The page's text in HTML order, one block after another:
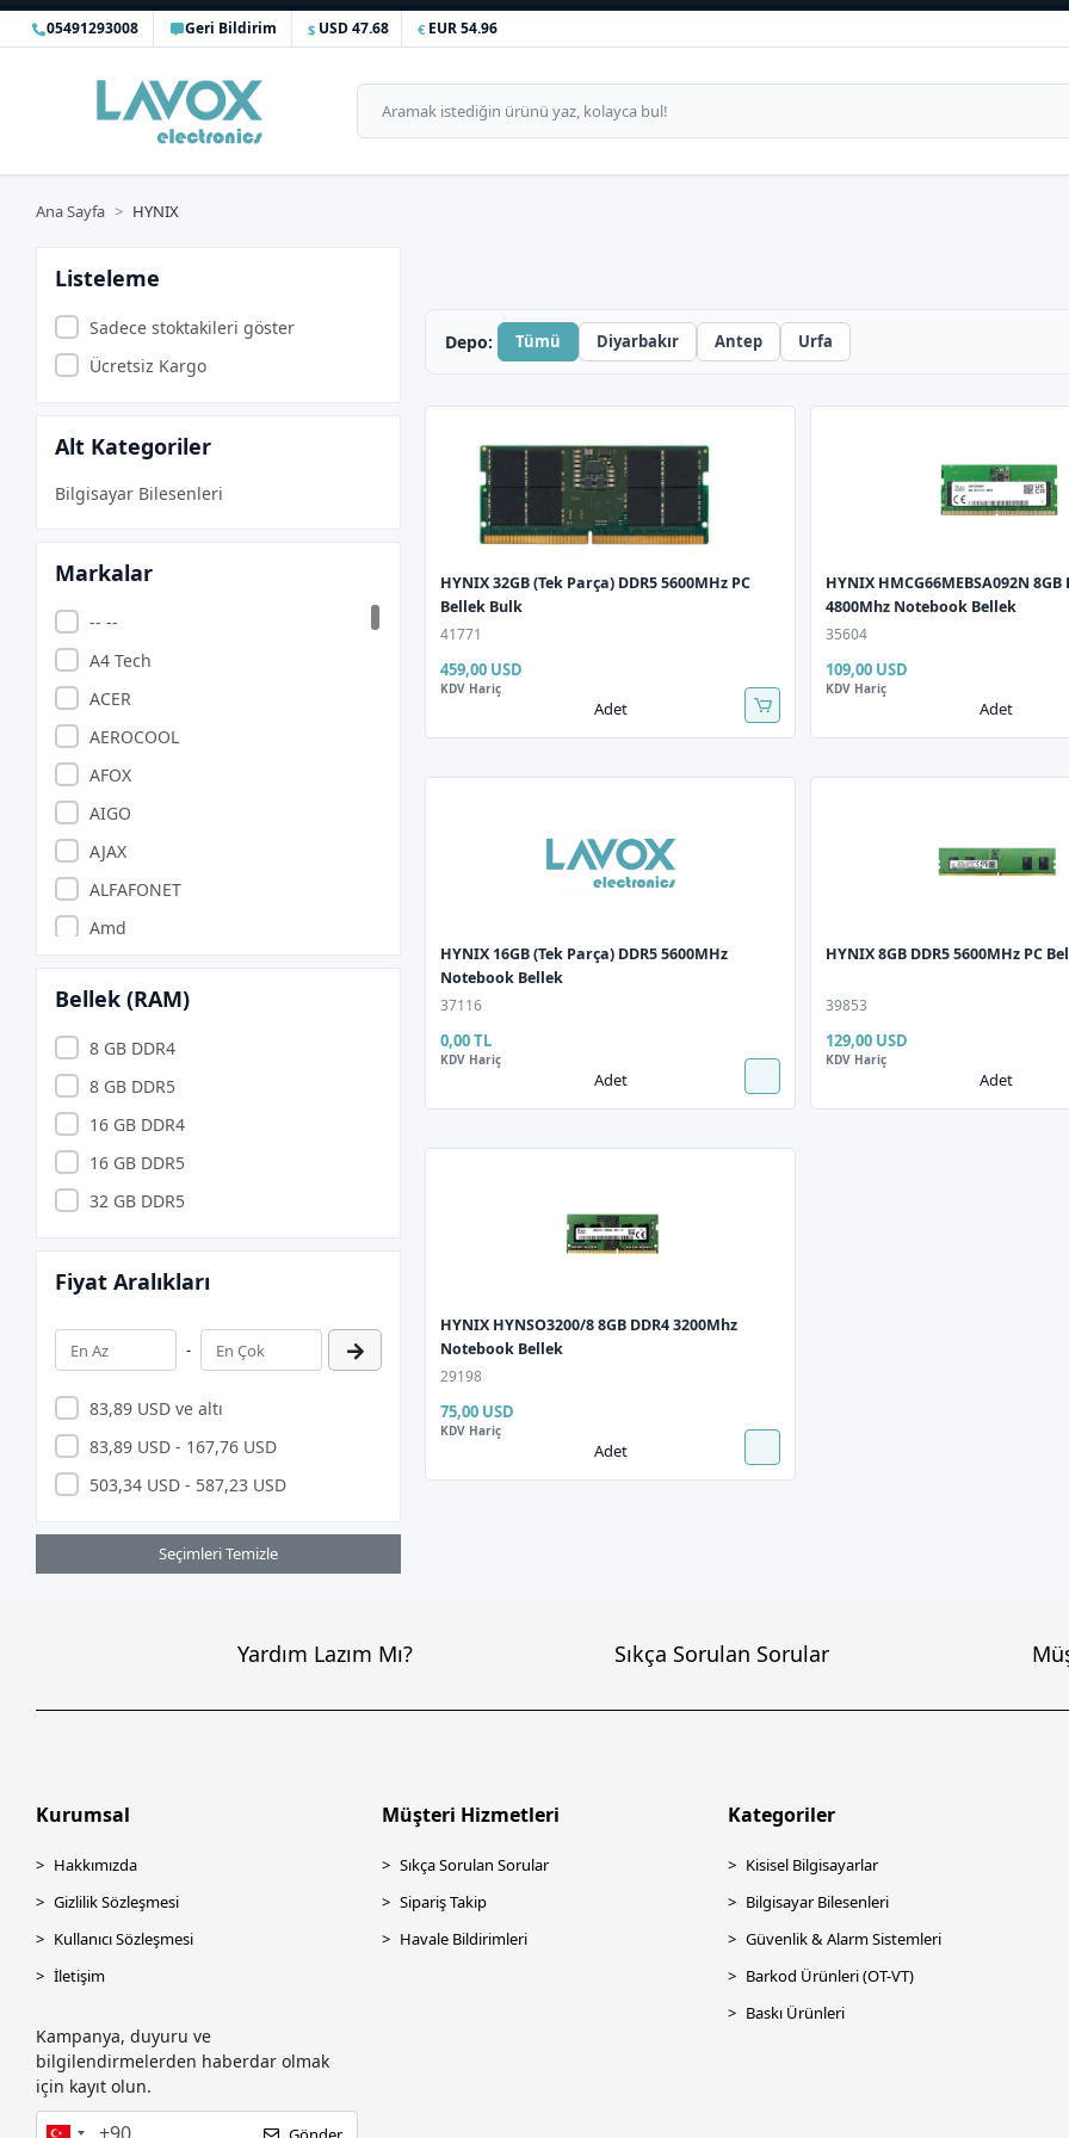
05491293008 Geri Bildirim USD 47.68 EUR 54.96
Ana Sayfa HYNIX
Listeleme
Sadece stoktakileri göster
Ücretsiz Kargo
Alt Kategoriler
Bilgisayar Bilesenleri
Markalar
-- --
A4 Tech
ACER
AEROCOOL
AFOX
AIGO
AJAX
ALFAFONET
Amd
APACER
APARATCI
APRONX
Argox
ARZUM
ASONİC
Asus
AURIS
BEVİUS
BIOSTAR
BITFENIX
BİX
Brother
COMPAXE
Datalogic
DC UPS
DEİOG
Bellek (RAM)
8 GB DDR4
8 GB DDR5
16 GB DDR4
16 GB DDR5
32 GB DDR5
Fiyat Aralıkları
-
83,89 USD ve altı
83,89 USD - 167,76 USD
503,34 USD - 587,23 USD
Seçimleri Temizle
Depo: Tümü Diyarbakır Antep Urfa
HYNIX 32GB (Tek Parça) DDR5 5600MHz PC
Bellek Bulk
41771
459,00 USD
KDV Hariç
Adet
HYNIX HMCG66MEBSA092N 8GB
4800Mhz Notebook Bellek
35604
109,00 USD
KDV Hariç
Adet
HYNIX 16GB (Tek Parça) DDR5 5600MHz
Notebook Bellek
37116
0,00 TL
KDV Hariç
Adet
HYNIX 8GB DDR5 5600MHz PC
39853
129,00 USD
KDV Hariç
Adet
HYNIX HYNSO3200/8 8GB DDR4 3200Mhz
Notebook Bellek
29198
75,00 USD
KDV Hariç
Adet
Yardım Lazım Mı? Sıkça Sorulan Sorular
Kurumsal
Hakkımızda
Gizlilik Sözleşmesi
Kullanıcı Sözleşmesi
İletişim
Kampanya, duyuru ve
bilgilendirmelerden haberdar olmak
için kayıt olun.
Müşteri Hizmetleri
Sıkça Sorulan Sorular
Sipariş Takip
Havale Bildirimleri
Kategoriler
Kisisel Bilgisayarlar
Bilgisayar Bilesenleri
Güvenlik & Alarm Sistemleri
Barkod Ürünleri (OT-VT)
Baskı Ürünleri